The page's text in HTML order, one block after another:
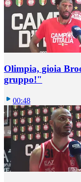
Olimpia, gioia
gruppo!"
00:48